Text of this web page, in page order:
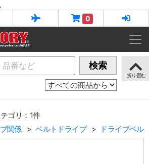
0
検索
ゴリ：1件
関係 ベルトドライブ ドライブベル